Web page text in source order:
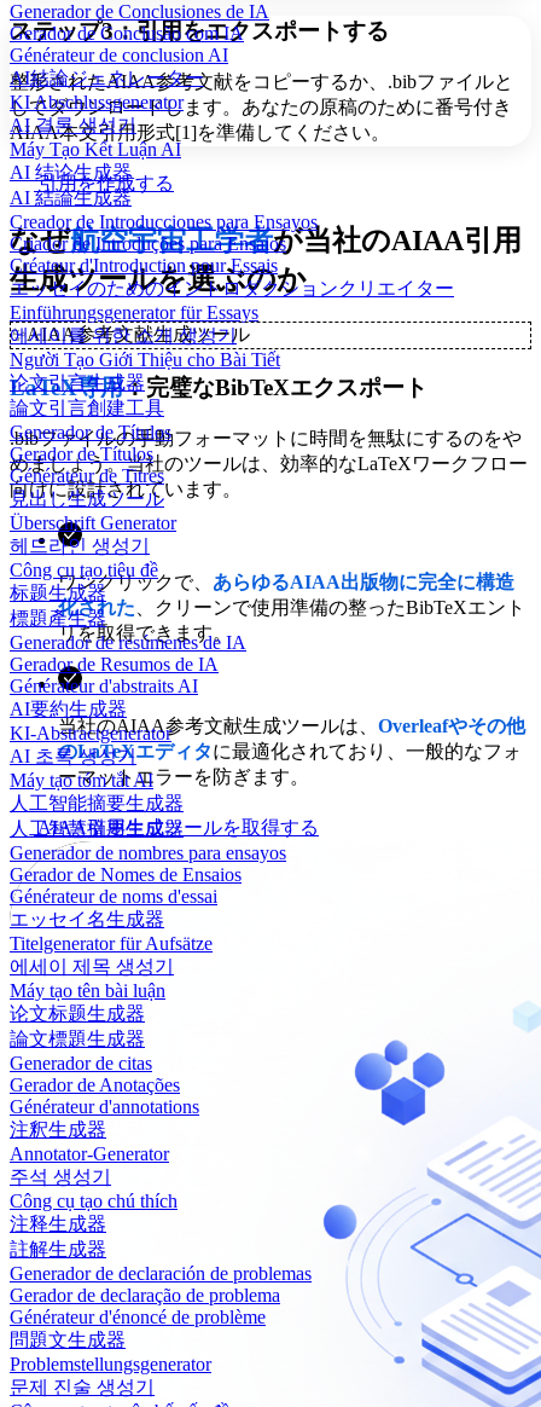
Generador de Conclusiones de IA
Gerador de Conclusão com IA
Générateur de conclusion AI
AI結論ジェネレーター
KI Abschlussgenerator
AI 결론 생성기
Máy Tạo Kết Luận AI
AI 结论生成器
AI 結論生成器
Creador de Introducciones para Ensayos
Criador de Introduções para Ensaios
Créateur d'Introduction pour Essais
エッセイのためのイントロダクションクリエイター
Einführungsgenerator für Essays
에세이를 위한 소개 생성기
Người Tạo Giới Thiệu cho Bài Tiết
论文引言生成器
論文引言創建工具
Generador de Títulos
Gerador de Títulos
Générateur de Titres
見出し生成ツール
Überschrift Generator
헤드라인 생성기
Công cụ tạo tiêu đề
标题生成器
標題產生器
Generador de resúmenes de IA
Gerador de Resumos de IA
Générateur d'abstraits AI
AI要約生成器
KI-Abstractgenerator
AI 초록 생성기
Máy tạo tóm tắt AI
人工智能摘要生成器
人工智慧摘要生成器
Generador de nombres para ensayos
Gerador de Nomes de Ensaios
Générateur de noms d'essai
エッセイ名生成器
Titelgenerator für Aufsätze
에세이 제목 생성기
Máy tạo tên bài luận
论文标题生成器
論文標題生成器
Generador de citas
Gerador de Anotações
Générateur d'annotations
注釈生成器
Annotator-Generator
주석 생성기
Công cụ tạo chú thích
注释生成器
註解生成器
Generador de declaración de problemas
Gerador de declaração de problema
Générateur d'énoncé de problème
問題文生成器
Problemstellungsgenerator
문제 진술 생성기
ステップ3：引用をエクスポートする
整形されたAIAA参考文献をコピーするか、.bibファイルと
してダウンロードします。あなたの原稿のために番号付き
AIAA本文引用形式[1]を準備してください。
引用を作成する
なぜ航空宇宙工学者が当社のAIAA引用
生成ツールを選ぶのか
✨AIAA参考文献生成ツール
LaTeX専用：完璧なBibTeXエクスポート
.bibファイルの手動フォーマットに時間を無駄にするのをや
めましょう。当社のツールは、効率的なLaTeXワークフロー
向けに設計されています。
ワンクリックで、 あらゆるAIAA出版物に完全に構造
化された 、クリーンで使用準備の整ったBibTeXエント
リを取得できます。
当社のAIAA参考文献生成ツールは、 Overleafやその他
のLaTeXエディタに最適化されており、一般的なフォ
ーマットエラーを防ぎます。
AIAA引用生成ツールを取得する